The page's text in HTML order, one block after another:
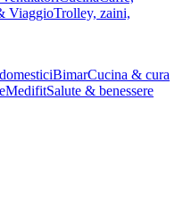
ViaggioTrolley, zaini,
BimarCucina & cura
MedifitSalute & benessere